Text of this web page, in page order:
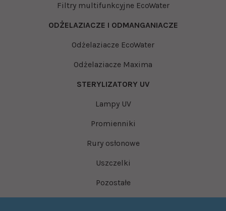
Filtry multifunkcyjne EcoWater
ODŻELAZIACZE I ODMANGANIACZE
Odżelaziacze EcoWater
Odżelaziacze Maxima
STERYLIZATORY UV
Lampy UV
Promienniki
Rury osłonowe
Uszczelki
Pozostałe